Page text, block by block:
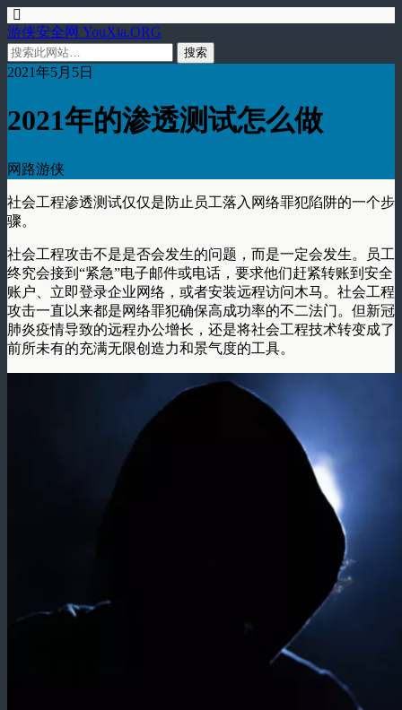
游侠安全网 YouXia.ORG
2021年5月5日
2021年的渗透测试怎么做
网路游侠
社会工程渗透测试仅仅是防止员工落入网络罪犯陷阱的一个步
骤。
社会工程攻击不是是否会发生的问题，而是一定会发生。员工
终究会接到“紧急”电子邮件或电话，要求他们赶紧转账到安全
账户、立即登录企业网络，或者安装远程访问木马。社会工程
攻击一直以来都是网络罪犯确保高成功率的不二法门。但新冠
肺炎疫情导致的远程办公增长，还是将社会工程技术转变成了
前所未有的充满无限创造力和景气度的工具。